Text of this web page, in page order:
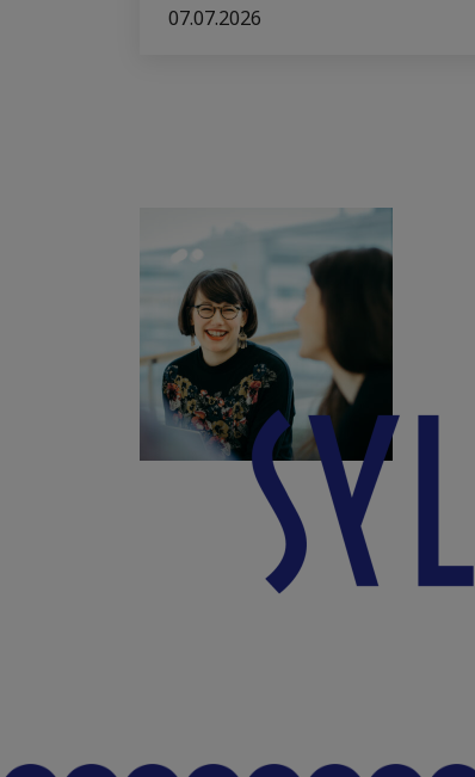
07.07.2026